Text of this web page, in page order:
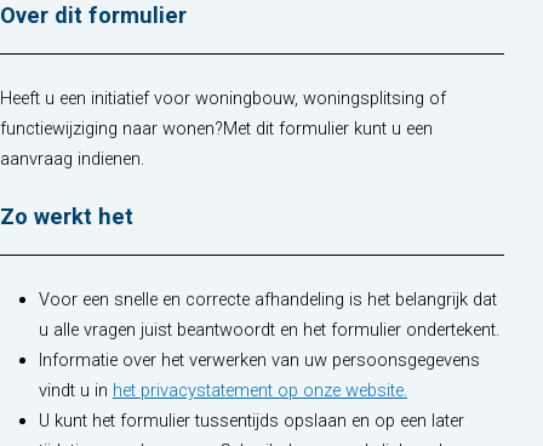
Over dit formulier
Heeft u een initiatief voor woningbouw, woningsplitsing of
functiewijziging naar wonen?Met dit formulier kunt u een
aanvraag indienen.
Zo werkt het
Voor een snelle en correcte afhandeling is het belangrijk dat
u alle vragen juist beantwoordt en het formulier ondertekent.
Informatie over het verwerken van uw persoonsgegevens
vindt u in het privacystatement op onze website.
U kunt het formulier tussentijds opslaan en op een later